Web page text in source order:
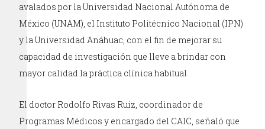
avalados por la Universidad Nacional Autónoma de
México (UNAM), el Instituto Politécnico Nacional (IPN)
y la Universidad Anáhuac, con el fin de mejorar su
capacidad de investigación que lleve a brindar con
mayor calidad la práctica clínica habitual.
El doctor Rodolfo Rivas Ruiz, coordinador de
Programas Médicos y encargado del CAIC, señaló que